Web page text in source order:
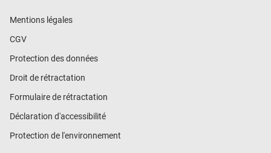
Mentions légales
CGV
Protection des données
Droit de rétractation
Formulaire de rétractation
Déclaration d'accessibilité
Protection de l'environnement